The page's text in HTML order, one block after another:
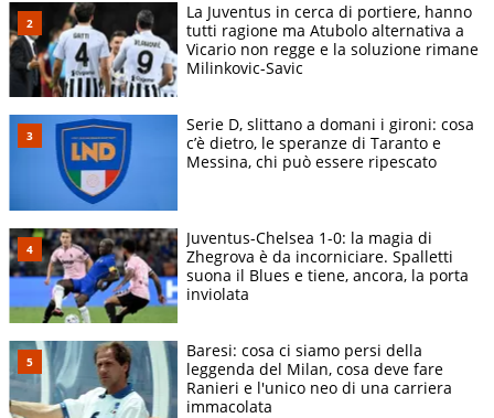
La Juventus in cerca di portiere, hanno
tutti ragione ma Atubolo alternativa a
Vicario non regge e la soluzione rimane
Milinkovic-Savic
Serie D, slittano a domani i gironi: cosa
c’è dietro, le speranze di Taranto e
Messina, chi può essere ripescato
Juventus-Chelsea 1-0: la magia di
Zhegrova è da incorniciare. Spalletti
suona il Blues e tiene, ancora, la porta
inviolata
Baresi: cosa ci siamo persi della
leggenda del Milan, cosa deve fare
Ranieri e l'unico neo di una carriera
immacolata